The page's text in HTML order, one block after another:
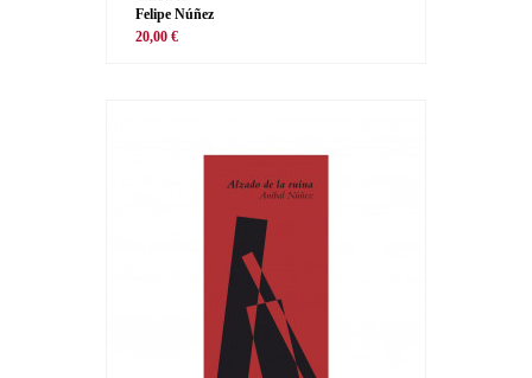
Felipe Núñez
20,00 €